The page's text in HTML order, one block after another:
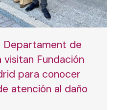
Departament de
Fundación
para conocer
atención al daño